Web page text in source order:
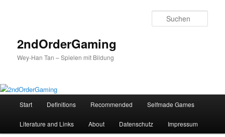
2ndOrderGaming
Wey-Han Tan – Spielen mit Bildung
Zum
Inhalt
Zum
sekundären
Start Definitions Recommended Selfmade Games
Literature and Links About Datenschutz Impressum